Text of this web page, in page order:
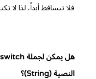
فلا تتساقط أبداً، لذا لا
النصية (String)؟